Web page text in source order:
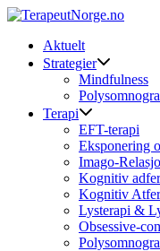
Skip
contentAktuelt
Strategier
Mindfulness
Terapi
EFT-terapi
Eksponering
Imago-
Kognitiv
Kognitiv
Lysterapi &
Obsessive-